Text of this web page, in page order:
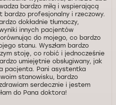
bardzo miłą i wspierającą
profesjonalny i rzeczowy.
dokładnie tłumaczy,
innych pacjentów
do mojego, co bardzo
stanu. Wyszłam bardzo
stoję, co robić i jednocześnie
umiejętnie obsługiwany, jak
pacjenta. Pani asystentka
stanowisku, bardzo
serdecznie i jestem
do Pana doktora!